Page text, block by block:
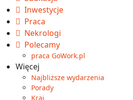
Inwestycje
Praca
Nekrologi
Polecamy
praca GoWork.pl
Więcej
Najbliższe wydarzenia
Porady
Kraj